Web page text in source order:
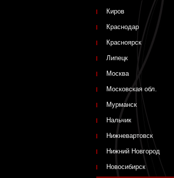
Киров
Краснодар
Красноярск
Липецк
Москва
Московская обл.
Мурманск
Нальчик
Нижневартовск
Нижний Новгород
Новосибирск